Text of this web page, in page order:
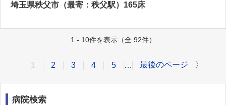
埼玉県秩父市（最寄：秩父駅）165床
1 - 10件を表示（全 92件）
2 3 4 5 … 最後のページ 〉
病院検索